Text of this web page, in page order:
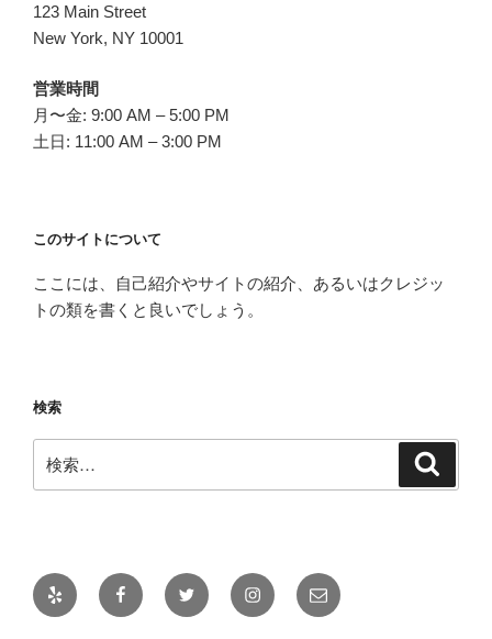
123 Main Street
New York, NY 10001
営業時間
月〜金: 9:00 AM – 5:00 PM
土日: 11:00 AM – 3:00 PM
このサイトについて
ここには、自己紹介やサイトの紹介、あるいはクレジッ
トの類を書くと良いでしょう。
検索
索:
Yelp FacebookTwitter Instagramメ
ー